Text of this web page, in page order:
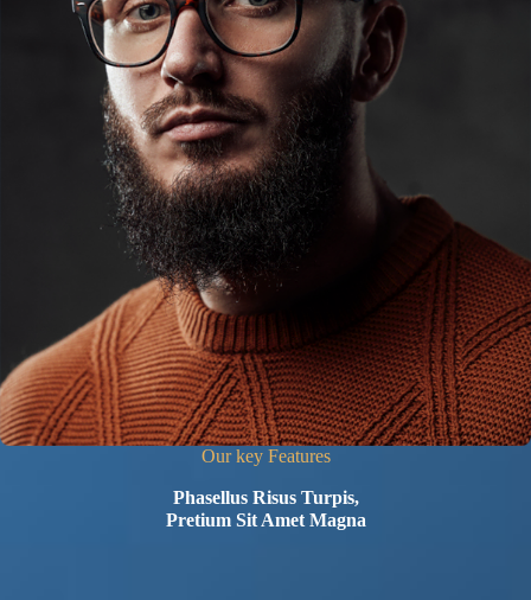
Our key Features
Phasellus Risus Turpis,
Pretium Sit Amet Magna